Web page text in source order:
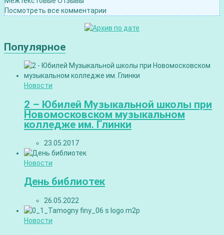
Посмотреть все комментарии
Популярное
Новости
2 – Юбилей Музыкальной школы при
Новомосковском музыкальном
колледже им. Глинки
23.05.2017
Новости
День библиотек
26.05.2022
Новости